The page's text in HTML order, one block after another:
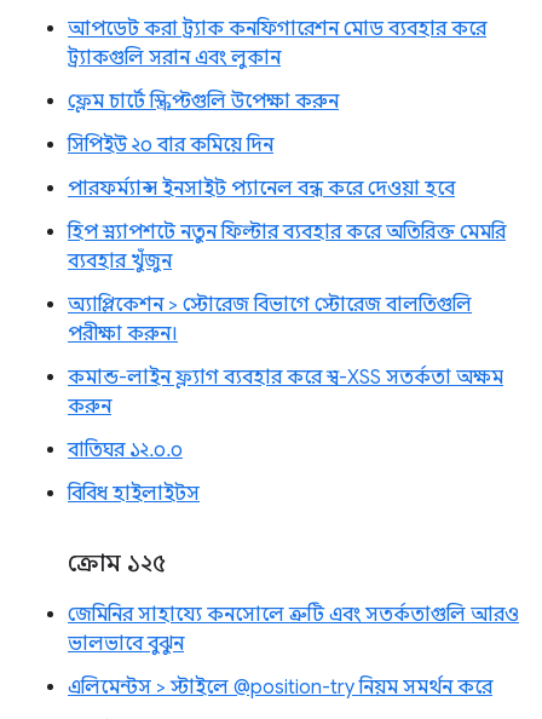
আপডেট করা ট্র্যাক কনফিগারেশন মোড ব্যবহার করে
ট্র্যাকগুলি সরান এবং লুকান
ফ্লেম চার্টে স্ক্রিপ্টগুলি উপেক্ষা করুন
সিপিইউ ২০ বার কমিয়ে দিন
পারফর্ম্যান্স ইনসাইট প্যানেল বন্ধ করে দেওয়া হবে
হিপ স্ন্যাপশটে নতুন ফিল্টার ব্যবহার করে অতিরিক্ত মেমরি
ব্যবহার খুঁজুন
অ্যাপ্লিকেশন > স্টোরেজ বিভাগে স্টোরেজ বালতিগুলি
পরীক্ষা করুন।
কমান্ড-লাইন ফ্ল্যাগ ব্যবহার করে স্ব-XSS সতর্কতা অক্ষম
করুন
বাতিঘর ১২.০.০
বিবিধ হাইলাইটস
ক্রোম ১২৫
জেমিনির সাহায্যে কনসোলে ত্রুটি এবং সতর্কতাগুলি আরও
ভালভাবে বুঝুন
এলিমেন্টস > স্টাইলে @position-try নিয়ম সমর্থন করে